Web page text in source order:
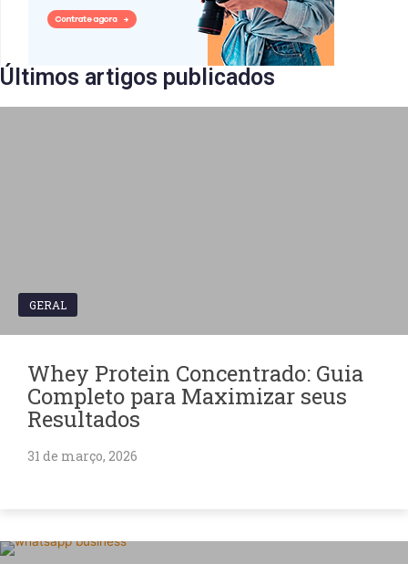
Últimos artigos publicados​
GERAL
Whey Protein Concentrado: Guia
Completo para Maximizar seus
Resultados
31 de março, 2026